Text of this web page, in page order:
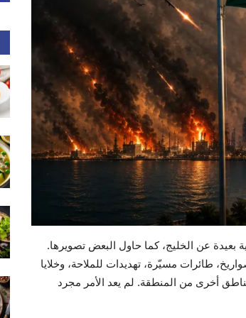
بعيدة عن الخليج، كما حاول البعض تصويرها.
طائرات مسيّرة، تهديدات للملاحة، وخلايا
أخرى من المنطقة. لم يعد الأمر مجرد